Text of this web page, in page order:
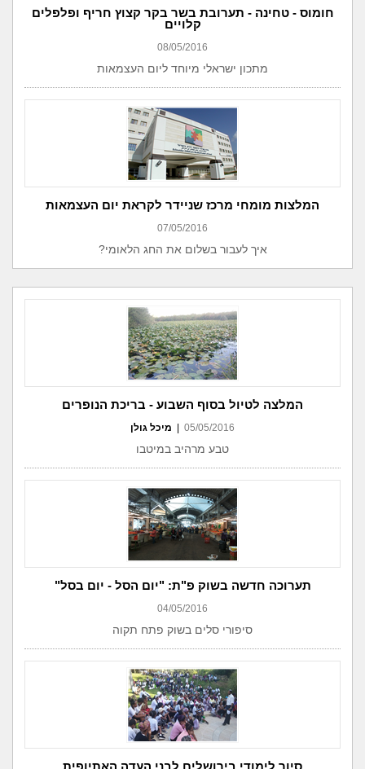
חומוס - טחינה - תערובת בשר בקר קצוץ חריף ופלפלים
קלויים
08/05/2016
מתכון ישראלי מיוחד ליום העצמאות
המלצות מומחי מרכז שניידר לקראת יום העצמאות
07/05/2016
איך לעבור בשלום את החג הלאומי?
המלצה לטיול בסוף השבוע - בריכת הנופרים
05/05/2016 מיכל גולן
טבע מרהיב במיטבו
תערוכה חדשה בשוק פ"ת: "יום הסל - יום בסל"
04/05/2016
סיפורי סלים בשוק פתח תקוה
סיור לימודי בירושלים לבני העדה האתיופית